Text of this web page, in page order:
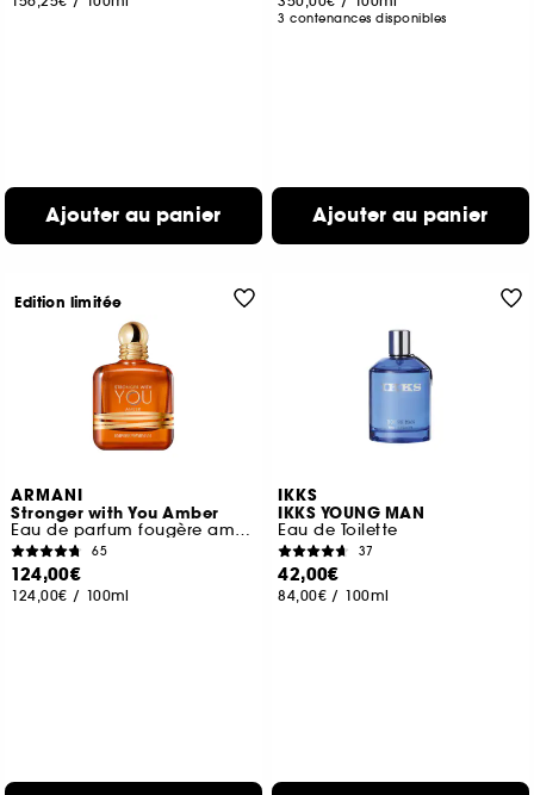
Ajouter au panier
3 contenances disponibles
Ajouter au panier
ARMANI
Stronger with You Amber
Eau de parfum fougère ambrée
65
124,00€
124,00€ / 100ml
Edition limitée
IKKS
IKKS YOUNG MAN
Eau de Toilette
37
42,00€
84,00€ / 100ml